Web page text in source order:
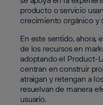
producto o servicio
crecimiento orgánico y
En este sentido, ahora,
de los recursos en
adoptando el Product-
centran en construir
atraigan y retengan a
resuelvan de manera
usuario.